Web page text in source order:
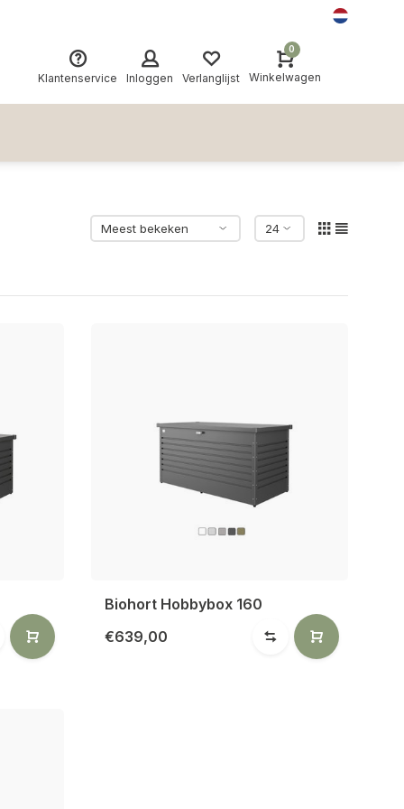
Klantenservice Inloggen Verlanglijst
0
Winkelwagen
Biohort Hobbybox 160
€639,00